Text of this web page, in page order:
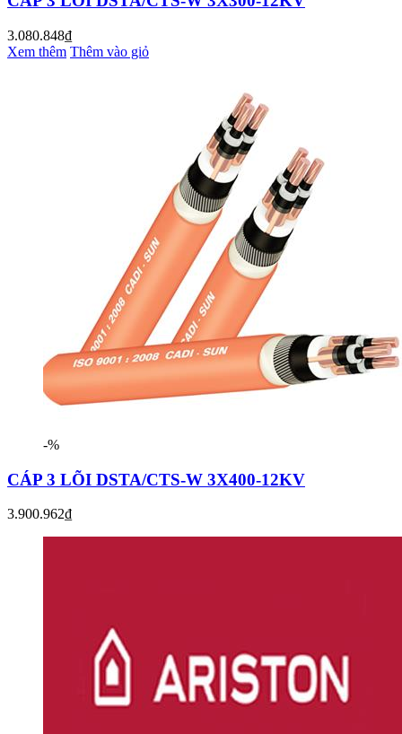
3.080.848₫
Xem thêm Thêm vào giỏ
-%
CÁP 3 LÕI DSTA/CTS-W 3X400-12KV
3.900.962₫